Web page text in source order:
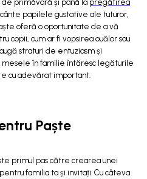
de primăvară și până la pregătirea
papilele gustative ale tuturor,
oferă o oportunitate de a vă
copii, cum ar fi vopsirea ouălor sau
straturi de entuziasm și
în familie întăresc legăturile
cu adevărat important.
Paște
primul pas către crearea unei
familia ta și invitați. Cu câteva